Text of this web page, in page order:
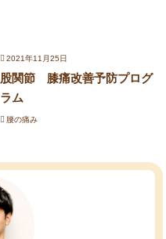
2021年11月25日
股関節 膝痛改善予防プログ
ラム
腰の痛み